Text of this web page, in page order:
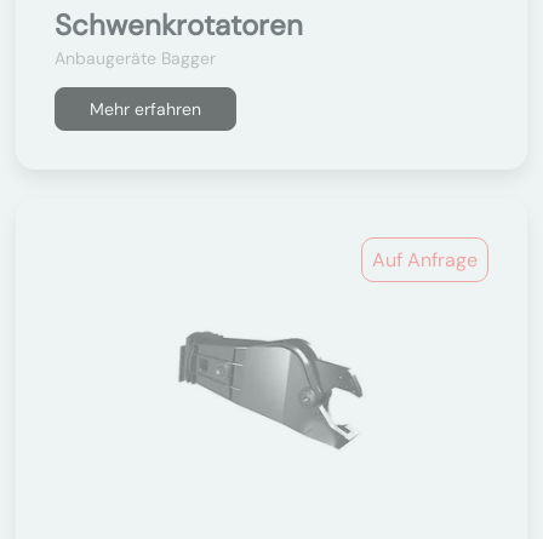
Schwenkrotatoren
Anbaugeräte Bagger
Mehr erfahren
Auf Anfrage